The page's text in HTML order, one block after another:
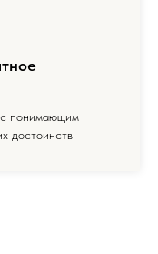
понимающим
достоинств